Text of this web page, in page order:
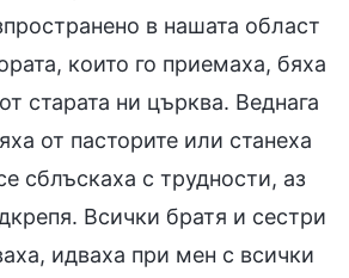
в нашата област
които го приемаха, бяха
старата ни църква. Веднага
от пасторите или станеха
сблъскаха с трудности, аз
Всички братя и сестри
идваха при мен с всички